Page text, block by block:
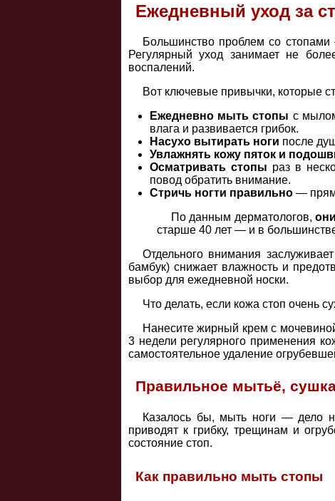
Ежедневный уход за
Большинство проблем со
Регулярный уход занимает не
воспалений.
Вот ключевые привычки, которые
Ежедневно мыть стопы с
влага и развивается грибок.
Насухо вытирать ноги после
Увлажнять кожу пяток и
Осматривать стопы раз в
повод обратить внимание.
Стричь ногти правильно —
По данным дерматологов,
старше 40 лет — и в
Отдельного внимания
бамбук) снижает влажность и
выбор для ежедневной носки.
Что делать, если кожа стоп очень
Нанесите жирный крем с
3 недели регулярного применения
самостоятельное удаление
Правильное мытьё,
Казалось бы, мыть ноги — дело
приводят к грибку, трещинам и
состояние стоп.
Как правильно мыть стопы